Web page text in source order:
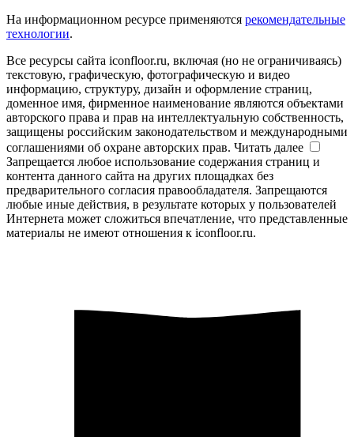
На информационном ресурсе применяются рекомендательные
технологии.
Все ресурсы сайта iconfloor.ru, включая (но не ограничиваясь)
текстовую, графическую, фотографическую и видео
информацию, структуру, дизайн и оформление страниц,
доменное имя, фирменное наименование являются объектами
авторского права и прав на интеллектуальную собственность,
защищены российским законодательством и международными
соглашениями об охране авторских прав. Читать далее
Запрещается любое использование содержания страниц и
контента данного сайта на других площадках без
предварительного согласия правообладателя. Запрещаются
любые иные действия, в результате которых у пользователей
Интернета может сложиться впечатление, что представленные
материалы не имеют отношения к iconfloor.ru.